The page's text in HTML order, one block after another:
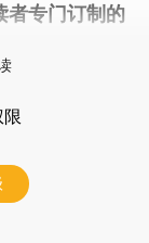
者专门订制的
限